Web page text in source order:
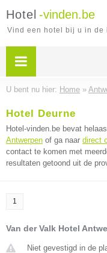
Hotel -vinden.be
Vind een hotel bij u in de
U bent nu hier: Home »
Hotel Deurne
Hotel-vinden.be bevat
Antwerpen of ga naar direct
contact te komen met
resultaten getoond uit de
1
Van der Valk Hotel
Niet gevestigd in de